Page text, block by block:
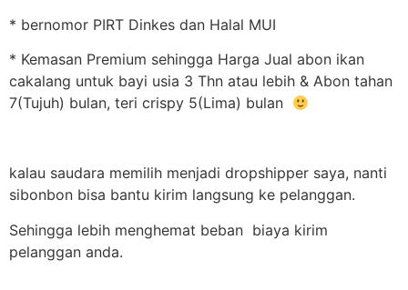
* bernomor PIRT Dinkes dan Halal MUI
* Kemasan Premium sehingga Harga Jual abon ikan
cakalang untuk bayi usia 3 Thn atau lebih & Abon tahan
7(Tujuh) bulan, teri crispy 5(Lima) bulan
kalau saudara memilih menjadi dropshipper saya, nanti
sibonbon bisa bantu kirim langsung ke pelanggan.
Sehingga lebih menghemat beban biaya kirim
pelanggan anda.